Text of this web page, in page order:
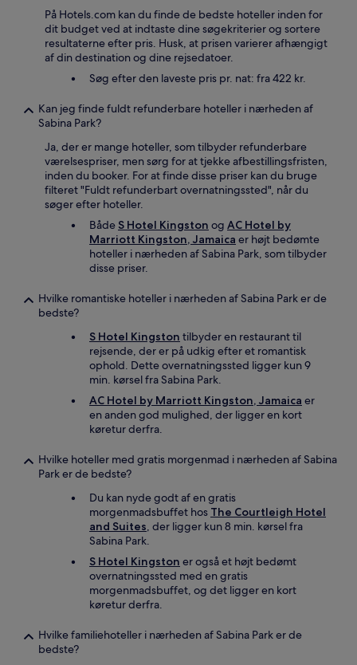
På Hotels.com kan du finde de bedste hoteller inden for
dit budget ved at indtaste dine søgekriterier og sortere
resultaterne efter pris. Husk, at prisen varierer afhængigt
af din destination og dine rejsedatoer.
Søg efter den laveste pris pr. nat: fra 422 kr.
Kan jeg finde fuldt refunderbare hoteller i nærheden af
Sabina Park?
Ja, der er mange hoteller, som tilbyder refunderbare
værelsespriser, men sørg for at tjekke afbestillingsfristen,
inden du booker. For at finde disse priser kan du bruge
filteret "Fuldt refunderbart overnatningssted", når du
søger efter hoteller.
Både S Hotel Kingston og AC Hotel by
Marriott Kingston, Jamaica er højt bedømte
hoteller i nærheden af Sabina Park, som tilbyder
disse priser.
Hvilke romantiske hoteller i nærheden af Sabina Park er de
bedste?
S Hotel Kingston tilbyder en restaurant til
rejsende, der er på udkig efter et romantisk
ophold. Dette overnatningssted ligger kun 9
min. kørsel fra Sabina Park.
AC Hotel by Marriott Kingston, Jamaica er
en anden god mulighed, der ligger en kort
køretur derfra.
Hvilke hoteller med gratis morgenmad i nærheden af Sabina
Park er de bedste?
Du kan nyde godt af en gratis
morgenmadsbuffet hos The Courtleigh Hotel
and Suites, der ligger kun 8 min. kørsel fra
Sabina Park.
S Hotel Kingston er også et højt bedømt
overnatningssted med en gratis
morgenmadsbuffet, og det ligger en kort
køretur derfra.
Hvilke familiehoteller i nærheden af Sabina Park er de
bedste?